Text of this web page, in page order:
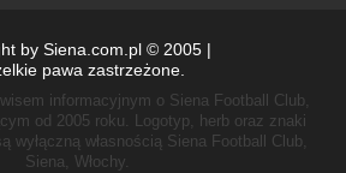
by Siena.com.pl © 2005 |
pawa zastrzeżone.
informacyjnym o Siena Football Club,
od 2005 roku. Logotyp, herb oraz znaki
wyłączną własnością Siena Football Club,
Siena, Włochy.